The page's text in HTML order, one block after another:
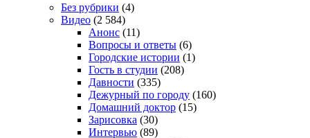
Без рубрики (4)
Видео (2 584)
Анонс (11)
Вопросы и ответы (6)
Городские истории (1)
Гость в студии (208)
Давности (335)
Дежурный по городу (160)
Домашний доктор (15)
Зарисовка (30)
Интервью (89)